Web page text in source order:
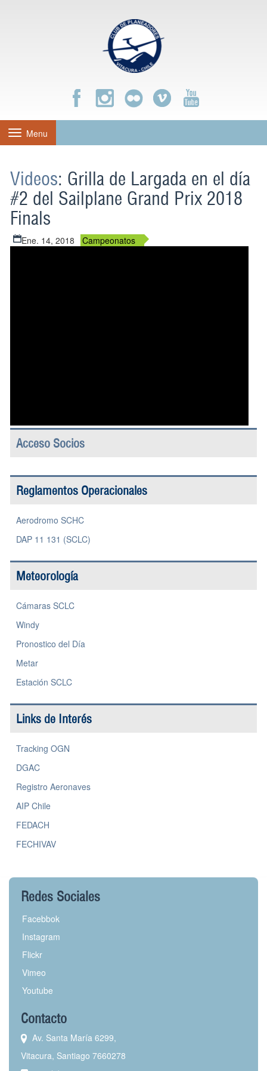
Toggle
navigation
Menu
Videos: Grilla de Largada en el día
#2 del Sailplane Grand Prix 2018
Finals
Ene. 14, 2018 Campeonatos
Acceso Socios
Reglamentos Operacionales
Aerodromo SCHC
DAP 11 131 (SCLC)
Meteorología
Cámaras SCLC
Windy
Pronostico del Día
Metar
Estación SCLC
Links de Interés
Tracking OGN
DGAC
Registro Aeronaves
AIP Chile
FEDACH
FECHIVAV
Redes Sociales
Facebbok
Instagram
Flickr
Vimeo
Youtube
Contacto
Av. Santa María 6299,
Vitacura, Santiago 7660278